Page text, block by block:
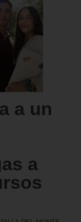
a un
a